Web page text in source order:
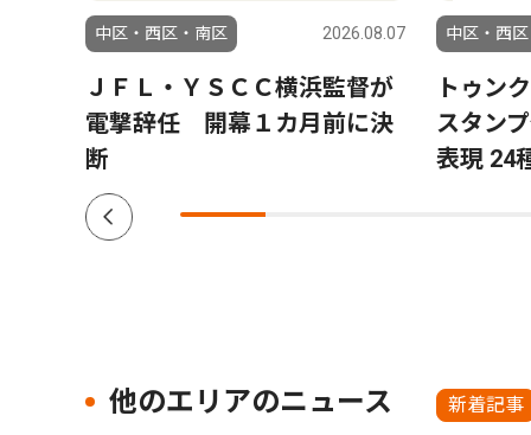
中区・西区・南区 2026.08.07
ＪＦＬ・ＹＳＣＣ横浜監督が
電撃辞任 開幕１カ月前に決
断
中区・西
トゥン
スタン
表現 24
他のエリアのニュース 新着記事